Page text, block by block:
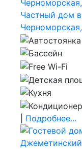
Частный дом в
Подробнее...